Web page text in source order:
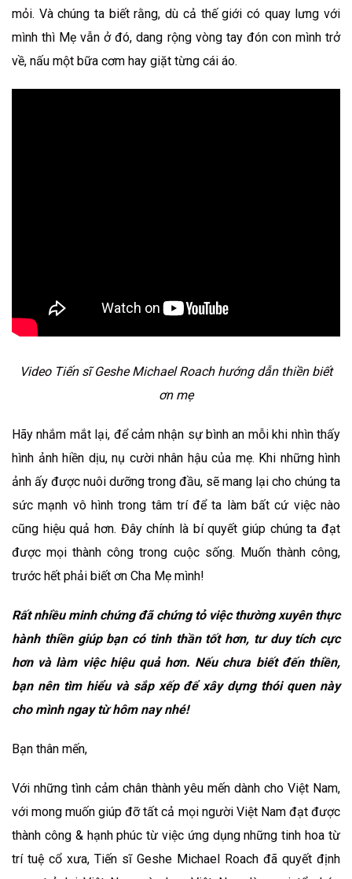
mỏi. Và chúng ta biết rằng, dù cả thế giới có quay lưng với
mình thì Mẹ vẫn ở đó, dang rộng vòng tay đón con mình trở
về, nấu một bữa cơm hay giặt từng cái áo.
Video Tiến sĩ Geshe Michael Roach hướng dẫn thiền biết
ơn mẹ
Hãy nhắm mắt lại, để cảm nhận sự bình an mỗi khi nhìn thấy
hình ảnh hiền dịu, nụ cười nhân hậu của mẹ. Khi những hình
ảnh ấy được nuôi dưỡng trong đầu, sẽ mang lại cho chúng ta
sức mạnh vô hình trong tâm trí để ta làm bất cứ việc nào
cũng hiệu quả hơn. Đây chính là bí quyết giúp chúng ta đạt
được mọi thành công trong cuộc sống. Muốn thành công,
trước hết phải biết ơn Cha Mẹ mình!
Rất nhiều minh chứng đã chứng tỏ việc thường xuyên thực
hành thiền giúp bạn có tinh thần tốt hơn, tư duy tích cực
hơn và làm việc hiệu quả hơn. Nếu chưa biết đến thiền,
bạn nên tìm hiểu và sắp xếp để xây dựng thói quen này
cho mình ngay từ hôm nay nhé!
Bạn thân mến,
Với những tình cảm chân thành yêu mến dành cho Việt Nam,
với mong muốn giúp đỡ tất cả mọi người Việt Nam đạt được
thành công & hạnh phúc từ việc ứng dụng những tinh hoa từ
trí tuệ cổ xưa, Tiến sĩ Geshe Michael Roach đã quyết định